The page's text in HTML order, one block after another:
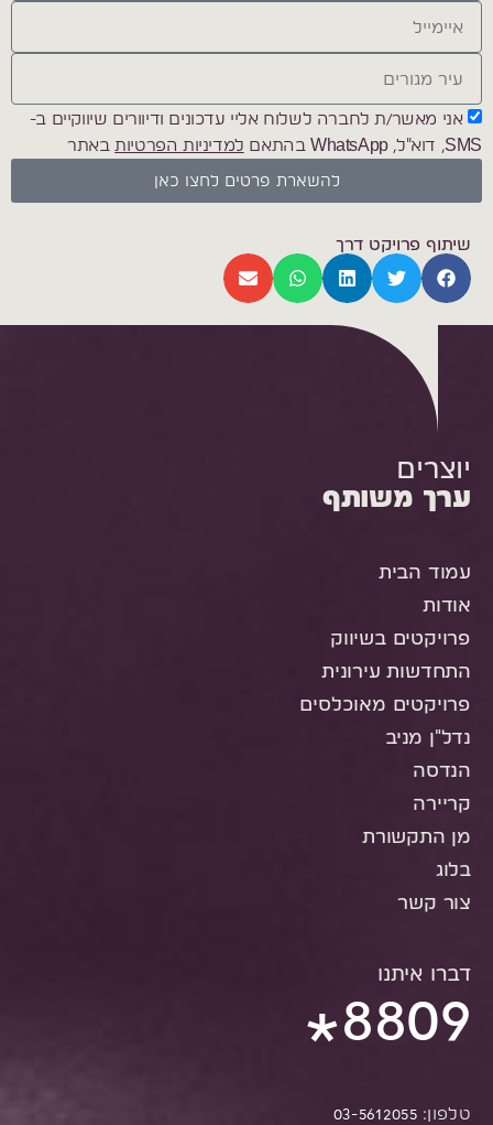
אני מאשר/ת לחברה לשלוח אליי עדכונים ודיוורים שיווקיים ב-
SMS, דוא"ל, WhatsApp בהתאם
למדיניות הפרטיותבאתר
להשארת פרטים לחצו כאן
שיתוף פרויקט דרך
יוצרים
ערך משותף
עמוד הבית
אודות
פרויקטים בשיווק
התחדשות עירונית
פרויקטים מאוכלסים
נדל"ן מניב
הנדסה
קריירה
מן התקשורת
בלוג
צור קשר
דברו איתנו
8809
*
טלפון:03-5612055